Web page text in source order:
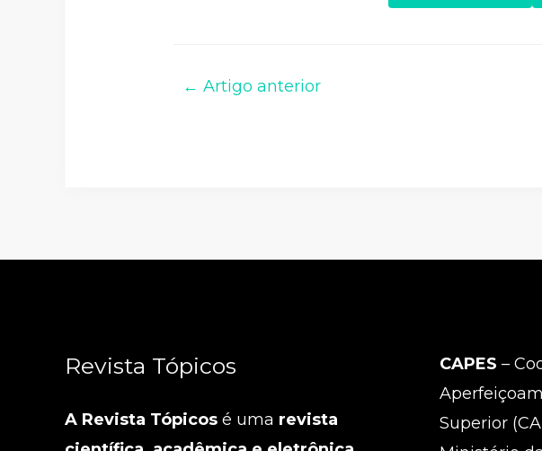
← Artigo anterior
Revista Tópicos
A Revista Tópicos é uma revista
CAPES –
Superior